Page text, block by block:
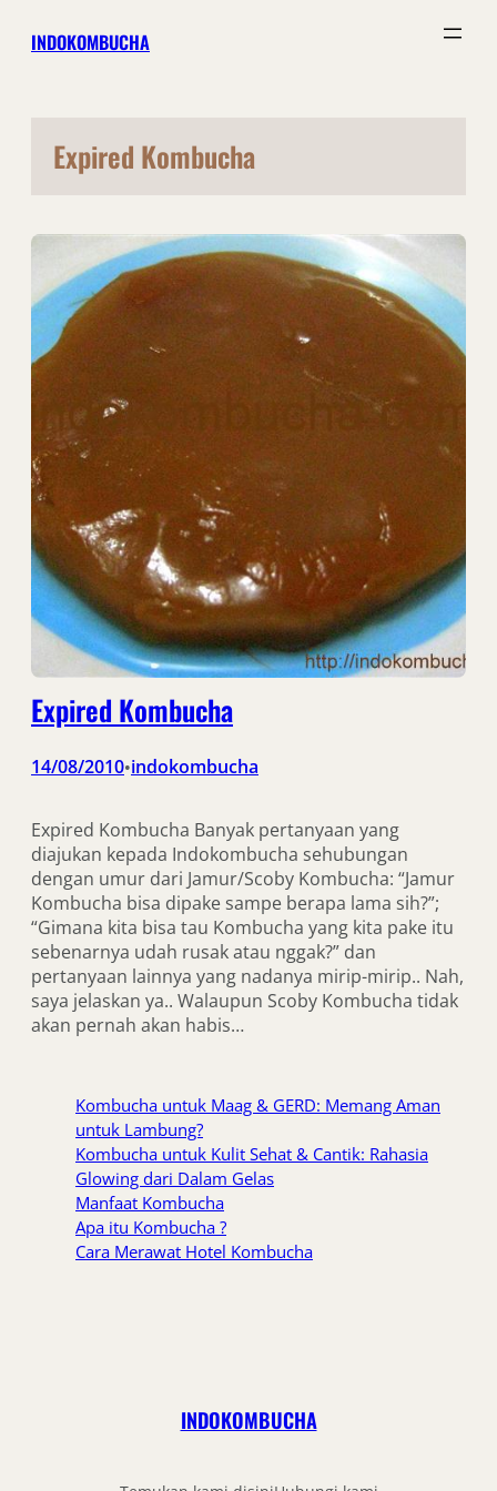
INDOKOMBUCHA
Expired Kombucha
Expired Kombucha
14/08/2010•indokombucha
Expired Kombucha Banyak pertanyaan yang
diajukan kepada Indokombucha sehubungan
dengan umur dari Jamur/Scoby Kombucha: “Jamur
Kombucha bisa dipake sampe berapa lama sih?”;
“Gimana kita bisa tau Kombucha yang kita pake itu
sebenarnya udah rusak atau nggak?” dan
pertanyaan lainnya yang nadanya mirip-mirip.. Nah,
saya jelaskan ya.. Walaupun Scoby Kombucha tidak
akan pernah akan habis…
Kombucha untuk Maag & GERD: Memang Aman
untuk Lambung?
Kombucha untuk Kulit Sehat & Cantik: Rahasia
Glowing dari Dalam Gelas
Manfaat Kombucha
Apa itu Kombucha ?
Cara Merawat Hotel Kombucha
INDOKOMBUCHA